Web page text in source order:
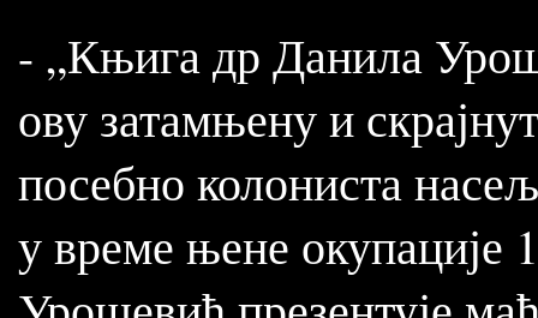
- „Књига др Данила
ову затамњену и
посебно колониста
у време њене окупације